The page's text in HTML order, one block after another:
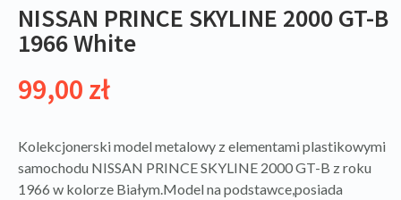
NISSAN PRINCE SKYLINE 2000 GT-B
1966 White
99,00 zł
Kolekcjonerski model metalowy z elementami plastikowymi
samochodu NISSAN PRINCE SKYLINE 2000 GT-B z roku
1966 w kolorze Białym.Model na podstawce,posiada